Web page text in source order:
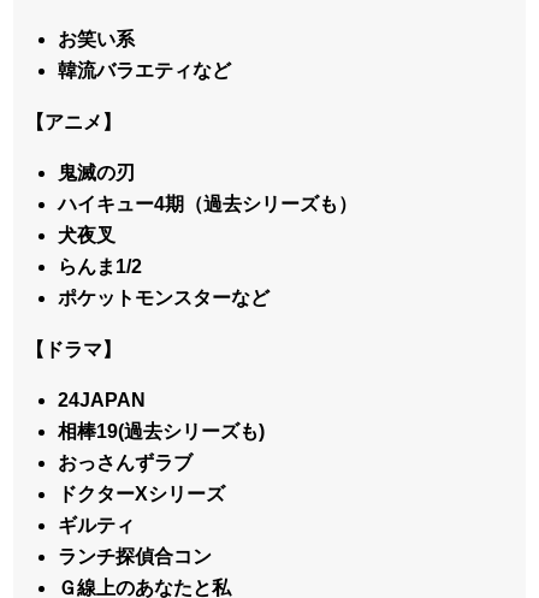
お笑い系
韓流バラエティなど
【アニメ】
鬼滅の刃
ハイキュー4期（過去シリーズも）
犬夜叉
らんま1/2
ポケットモンスターなど
【ドラマ】
24JAPAN
相棒19(過去シリーズも)
おっさんずラブ
ドクターXシリーズ
ギルティ
ランチ探偵合コン
Ｇ線上のあなたと私